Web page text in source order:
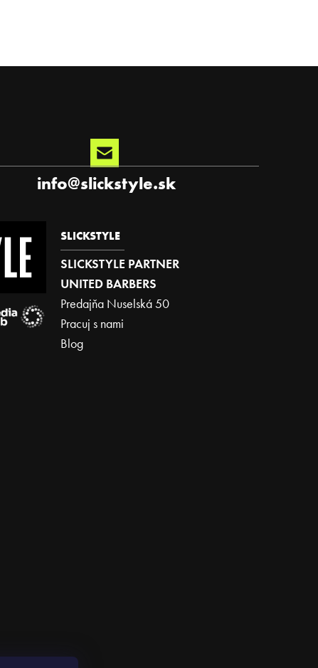
info@slickstyle.sk
SLICKSTYLE
SLICKSTYLE PARTNER
UNITED BARBERS
Predajňa Nuselská 50
Pracuj s nami
Blog